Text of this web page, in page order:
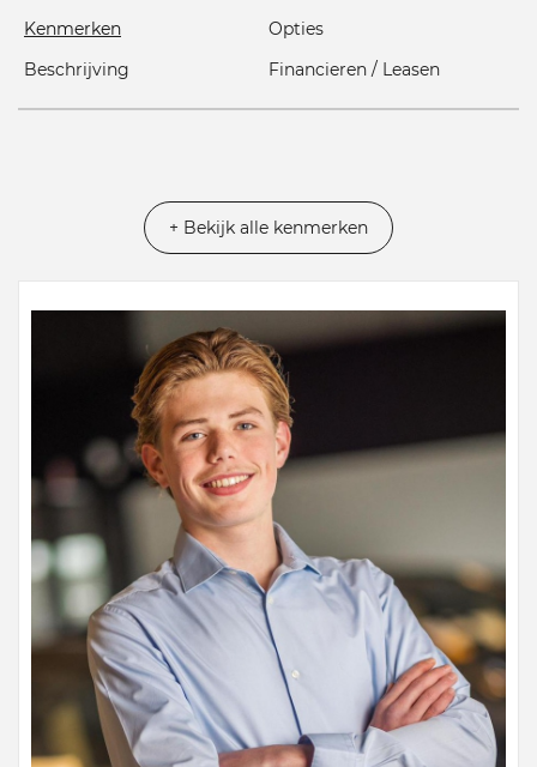
Kenmerken
Opties
Beschrijving
Financieren / Leasen
+ Bekijk alle kenmerken